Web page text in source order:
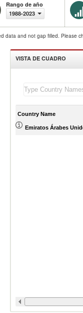
Rango de año
1988-2023
data and not gap filled. Please
a)
VISTA DE CUADRO
Country Name
Emiratos Árabes